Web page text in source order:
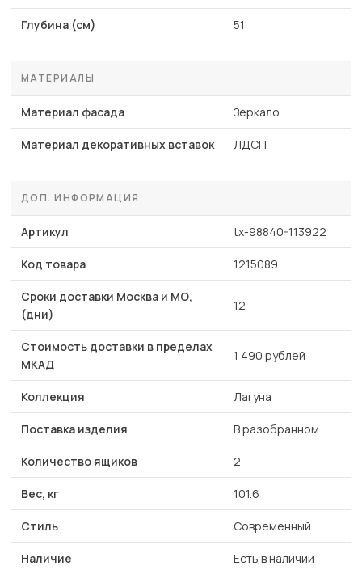
Глубина (см) 51
МАТЕРИАЛЫ
Материал фасада Зеркало
Материал декоративных вставок ЛДСП
ДОП. ИНФОРМАЦИЯ
Артикул tx-98840-113922
Код товара 1215089
Сроки доставки Москва и МО,
(дни)
12
Стоимость доставки в пределах
МКАД
1 490 рублей
Коллекция Лагуна
Поставка изделия В разобранном
Количество ящиков 2
Вес, кг 101.6
Стиль Современный
Наличие Есть в наличии